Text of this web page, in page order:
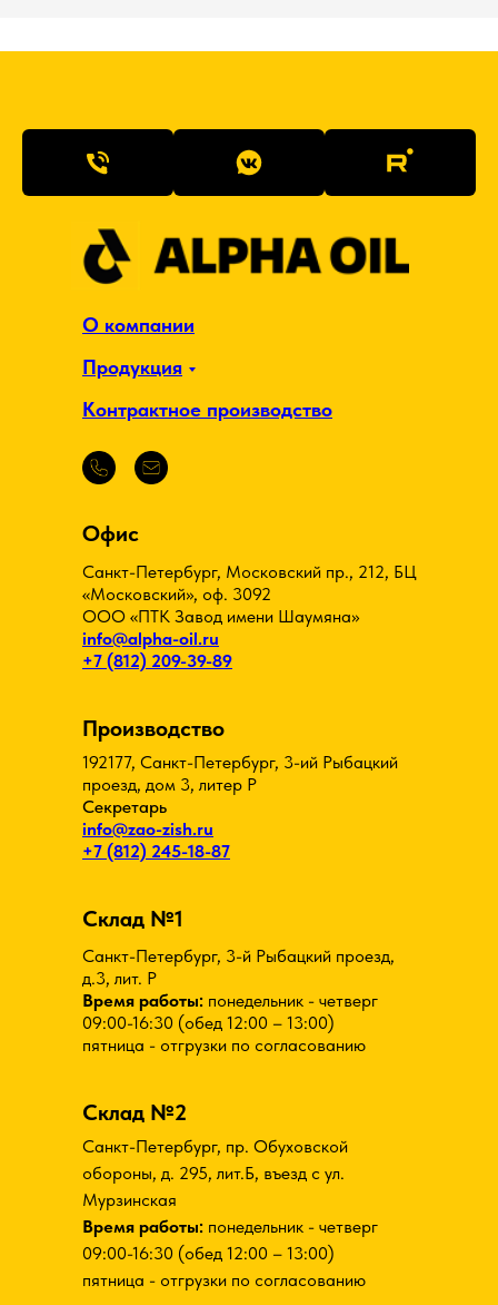
Санкт-Петербург, пр. Обуховской
обороны, д. 295, лит.Б, въезд с ул.
Мурзинская
Время работы: понедельник - четверг
09:00-16:30 (обед 12:00 – 13:00)
пятница - отгрузки по согласованию
Склад №2
Производство
192177, Санкт-Петербург, 3-ий Рыбацкий
проезд, дом 3, литер Р
Секретарь
info@zao-zish.ru
+7 (812) 245-18-87
Офис
Санкт-Петербург, Московский пр., 212, БЦ
«Московский», оф. 3092
ООО «ПТК Завод имени Шаумяна»
info@alpha-oil.ru
+7 (812) 209-39-89
Склад №1
Санкт-Петербург, 3-й Рыбацкий проезд,
д.3, лит. Р
Время работы: понедельник - четверг
09:00-16:30 (обед 12:00 – 13:00)
пятница - отгрузки по согласованию
Продукция
Контрактное производство
О компании